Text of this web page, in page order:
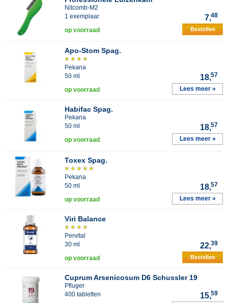
Nitcomb-M2
1 exemplaar
7,48
op voorraad Bestellen
Apo-Stom Spag.
Pekana
50 ml
18,57
op voorraad Lees meer »
Habifac Spag.
Pekana
50 ml
18,57
op voorraad Lees meer »
Toxex Spag.
Pekana
50 ml
18,57
op voorraad Lees meer »
Viri Balance
Pervital
30 ml
22,39
op voorraad Bestellen
Cuprum Arsenicosum D6 Schussler 19
Pfluger
400 tabletten
15,59